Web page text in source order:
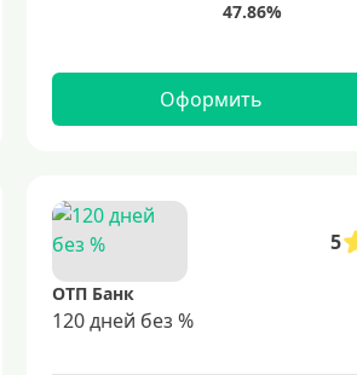
Оформить
5
ОТП Банк
120 дней без %